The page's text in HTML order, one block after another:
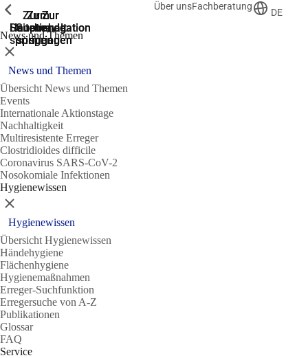
Zur
Suche
springen
Zur
Hauptnavigation
springen
Zur
Hauptnavigation
springen
Zum
Hauptinhalt
springen
Zum
Seitenende
springen
Über unsFachberatung
DE
News und Themen
Zeige vorherige
Schließen
News und Themen
Übersicht News und Themen
Events
Internationale Aktionstage
Nachhaltigkeit
Multiresistente Erreger
Clostridioides difficile
Coronavirus SARS-CoV-2
Nosokomiale Infektionen
Hygienewissen
Zeige vorherige
Schließen
Hygienewissen
Übersicht Hygienewissen
Händehygiene
Flächenhygiene
Hygienemaßnahmen
Erreger-Suchfunktion
Erregersuche von A-Z
Publikationen
Glossar
FAQ
Service
Zeige vorherige